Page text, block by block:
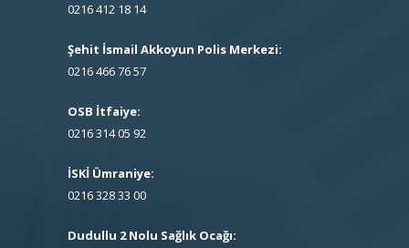
0216 412 18 14
Şehit İsmail Akkoyun Polis Merkezi:
0216 466 76 57
OSB İtfaiye:
0216 314 05 92
İSKİ Ümraniye:
0216 328 33 00
Dudullu 2 Nolu Sağlık Ocağı: